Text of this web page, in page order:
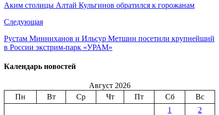
Аким столицы Алтай Кульгинов обратился к горожанам
Следующая
Рустам Минниханов и Ильсур Метшин посетили крупнейший
в России экстрим-парк «УРАМ»
Календарь новостей
Август 2026
Пн
Вт Ср Чт Пт Сб
Вс
1
2